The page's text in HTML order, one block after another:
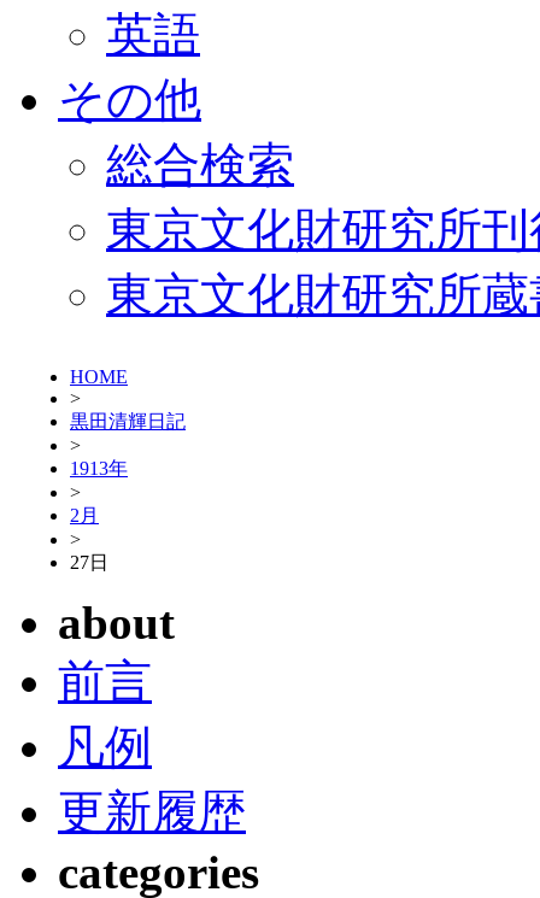
英語
その他
総合検索
東京文化財研究所
東京文化財研究所
HOME
>
黒田清輝日記
>
1913年
>
2月
>
27日
about
前言
凡例
更新履歴
categories